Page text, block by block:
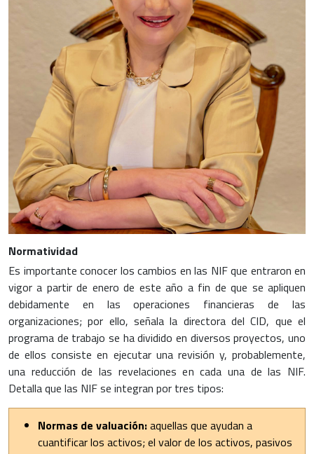
Normatividad
Es importante conocer los cambios en las NIF que entraron en
vigor a partir de enero de este año a fin de que se apliquen
debidamente en las operaciones financieras de las
organizaciones; por ello, señala la directora del CID, que el
programa de trabajo se ha dividido en diversos proyectos, uno
de ellos consiste en ejecutar una revisión y, probablemente,
una reducción de las revelaciones en cada una de las NIF.
Detalla que las NIF se integran por tres tipos:
Normas de valuación:aquellas que ayudan a
cuantificar los activos; el valor de los activos, pasivos